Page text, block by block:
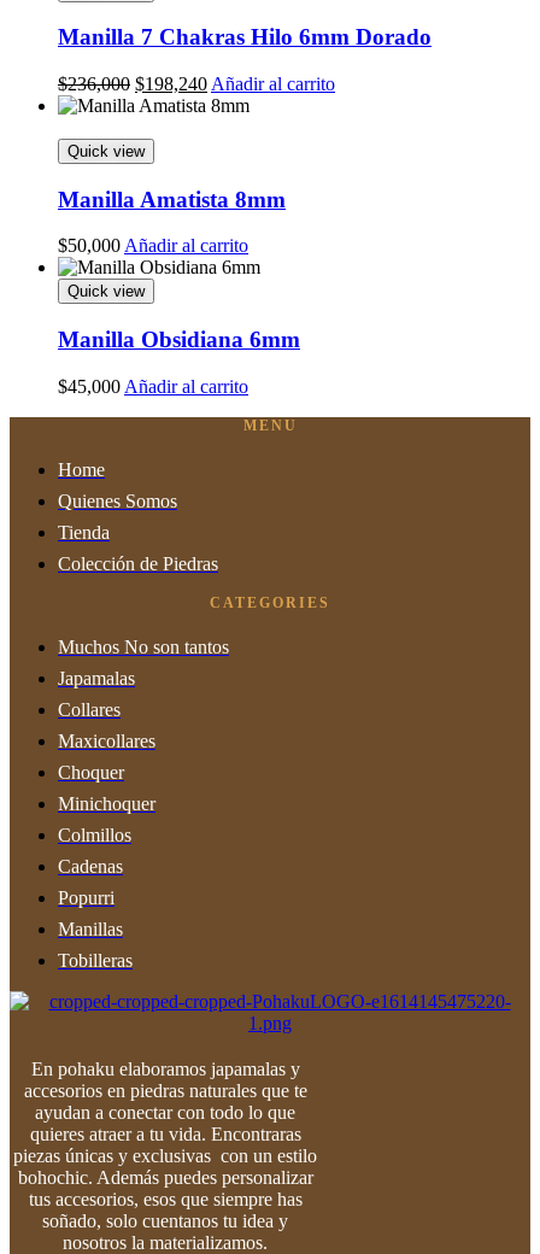
Manilla 7 Chakras Hilo 6mm Dorado
$236,000 Original
price
$236,000.
$198,240Current
price
Añadir al carrito
Quick view
Manilla Amatista 8mm
$50,000Añadir al carrito
Quick view
Manilla Obsidiana 6mm
$45,000 Añadir al carrito
MENU
Home
Quienes Somos
Tienda
Colección de Piedras
CATEGORIES
Muchos No son tantos
Japamalas
Collares
Maxicollares
Choquer
Minichoquer
Colmillos
Cadenas
Popurri
Manillas
Tobilleras
En pohaku elaboramos japamalas y
accesorios en piedras naturales que te
ayudan a conectar con todo lo que
quieres atraer a tu vida. Encontraras
piezas únicas y exclusivas con un estilo
bohochic. Además puedes personalizar
tus accesorios, esos que siempre has
soñado, solo cuentanos tu idea y
nosotros la materializamos.